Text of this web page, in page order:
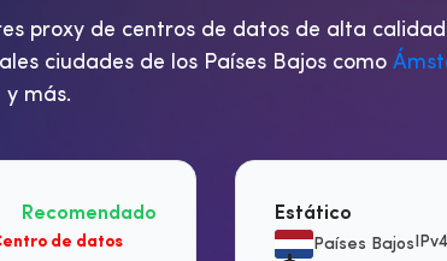
proxy de centros de datos de alta
ciudades de los Países Bajos como
y más.
Recomendado
de datos
Estático
Países Bajos